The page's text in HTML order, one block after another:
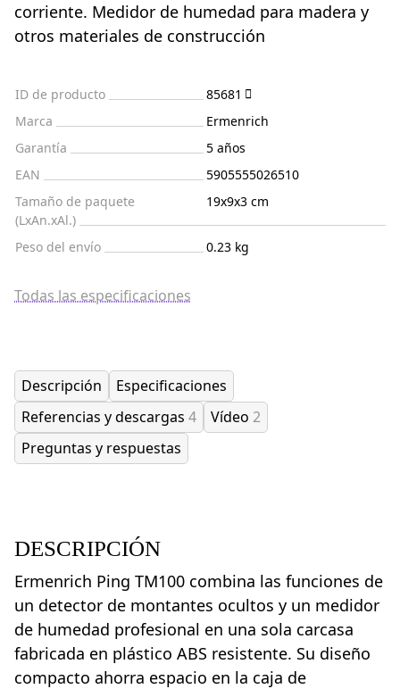
corriente. Medidor de humedad para madera y
otros materiales de construcción
ID de producto
85681
Marca
Ermenrich
Garantía
5 años
EAN
5905555026510
Tamaño de paquete
(LxAn.xAl.)
19x9x3 cm
Peso del envío 0.23 kg
Todas las especificaciones
Descripción
Especificaciones
Referencias y descargas 4 Vídeo 2
Preguntas y respuestas
DESCRIPCIÓN
Ermenrich Ping TM100 combina las funciones de
un detector de montantes ocultos y un medidor
de humedad profesional en una sola carcasa
fabricada en plástico ABS resistente. Su diseño
compacto ahorra espacio en la caja de